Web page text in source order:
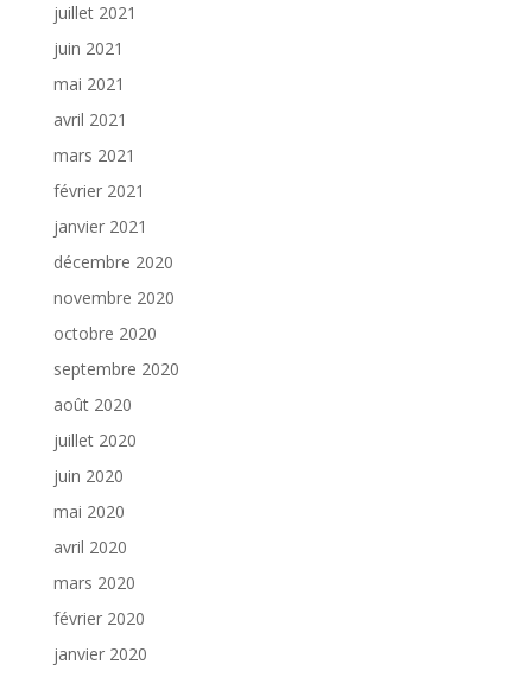
juillet 2021
juin 2021
mai 2021
avril 2021
mars 2021
février 2021
janvier 2021
décembre 2020
novembre 2020
octobre 2020
septembre 2020
août 2020
juillet 2020
juin 2020
mai 2020
avril 2020
mars 2020
février 2020
janvier 2020